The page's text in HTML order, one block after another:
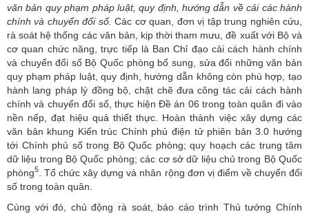
văn bản quy phạm pháp luật, quy định, hướng dẫn về cải các hành
chính và chuyển đổi số. Các cơ quan, đơn vị tập trung nghiên cứu,
rà soát hệ thống các văn bản, kịp thời tham mưu, đề xuất với Bộ và
cơ quan chức năng, trực tiếp là Ban Chỉ đạo cải cách hành chính
và chuyển đổi số Bộ Quốc phòng bổ sung, sửa đổi những văn bản
quy phạm pháp luật, quy định, hướng dẫn không còn phù hợp, tạo
hành lang pháp lý đồng bộ, chặt chẽ đưa công tác cải cách hành
chính và chuyển đổi số, thực hiện Đề án 06 trong toàn quân đi vào
nền nếp, đạt hiệu quả thiết thực. Hoàn thành việc xây dựng các
văn bản khung Kiến trúc Chính phủ điện tử phiên bản 3.0 hướng
tới Chính phủ số trong Bộ Quốc phòng; quy hoạch các trung tâm
dữ liệu trong Bộ Quốc phòng; các cơ sở dữ liệu chủ trong Bộ Quốc
phòng5
. Tổ chức xây dựng và nhân rộng đơn vị điểm về chuyển đổi
số trong toàn quân.
Cùng với đó, chủ động rà soát, báo cáo trình Thủ tướng Chính